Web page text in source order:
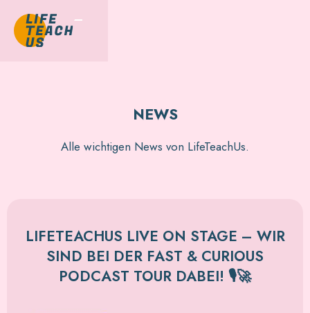
NEWS
Alle wichtigen News von LifeTeachUs.
LIFETEACHUS LIVE ON STAGE – WIR
SIND BEI DER FAST & CURIOUS
PODCAST TOUR DABEI! 🎙️🚀